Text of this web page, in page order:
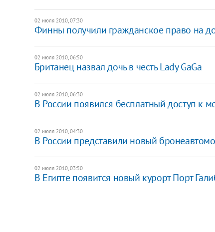
02 июля 2010, 07:30
Финны получили гражданское право на
02 июля 2010, 06:50
Британец назвал дочь в честь Lady GaGa
02 июля 2010, 06:30
В России появился бесплатный доступ к
02 июля 2010, 04:30
В России представили новый
02 июля 2010, 03:50
В Египте появится новый курорт Порт